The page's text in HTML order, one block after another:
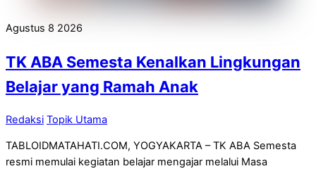
Agustus 8 2026
TK ABA Semesta Kenalkan Lingkungan
Belajar yang Ramah Anak
Redaksi Topik Utama
TABLOIDMATAHATI.COM, YOGYAKARTA – TK ABA Semesta
resmi memulai kegiatan belajar mengajar melalui Masa